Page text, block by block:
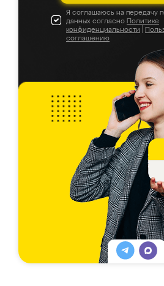
Я соглашаюсь на передачу
данных согласно Политике
конфиденциальности
соглашению